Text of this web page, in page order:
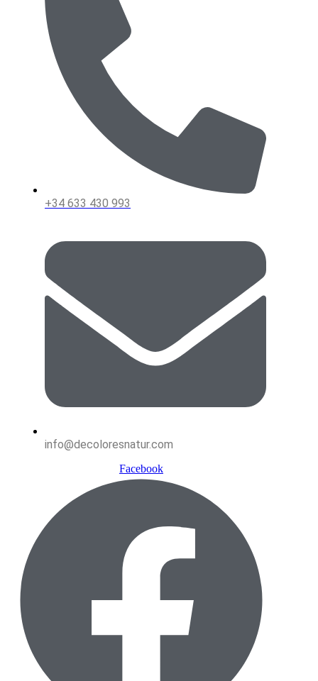
+34 633 430 993
info@decoloresnatur.com
Facebook